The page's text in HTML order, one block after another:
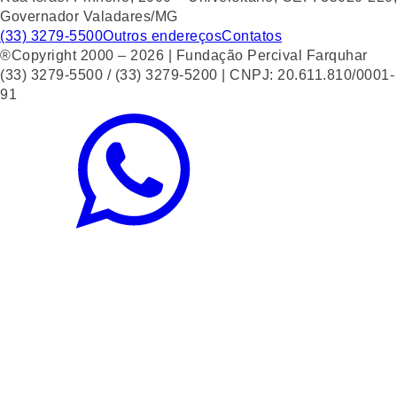
Governador Valadares/MG
(33) 3279-5500Outros endereçosContatos
®Copyright 2000 – 2026 | Fundação Percival Farquhar
(33) 3279-5500 / (33) 3279-5200 | CNPJ: 20.611.810/0001-
91